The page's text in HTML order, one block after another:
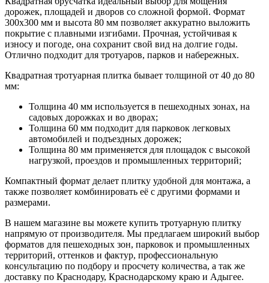
дорожек, площадей и дворов со сложной формой. Формат
300х300 мм и высота 80 мм позволяет аккуратно выложить
покрытие с плавными изгибами. Прочная, устойчивая к
износу и погоде, она сохранит свой вид на долгие годы.
Отлично подходит для тротуаров, парков и набережных.
Квадратная тротуарная плитка бывает толщиной от 40 до 80
мм:
Толщина 40 мм используется в пешеходных зонах, на
садовых дорожках и во дворах;
Толщина 60 мм подходит для парковок легковых
автомобилей и подъездных дорожек;
Толщина 80 мм применяется для площадок с высокой
нагрузкой, проездов и промышленных территорий;
Компактный формат делает плитку удобной для монтажа, а
также позволяет комбинировать её с другими формами и
размерами.
В нашем магазине вы можете купить тротуарную плитку
напрямую от производителя. Мы предлагаем широкий выбор
форматов для пешеходных зон, парковок и промышленных
территорий, оттенков и фактур, профессиональную
консультацию по подбору и просчету количества, а так же
доставку по Краснодару, Краснодарскому краю и Адыгее.